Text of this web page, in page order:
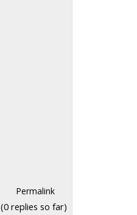
Permalink
(0 replies so far)